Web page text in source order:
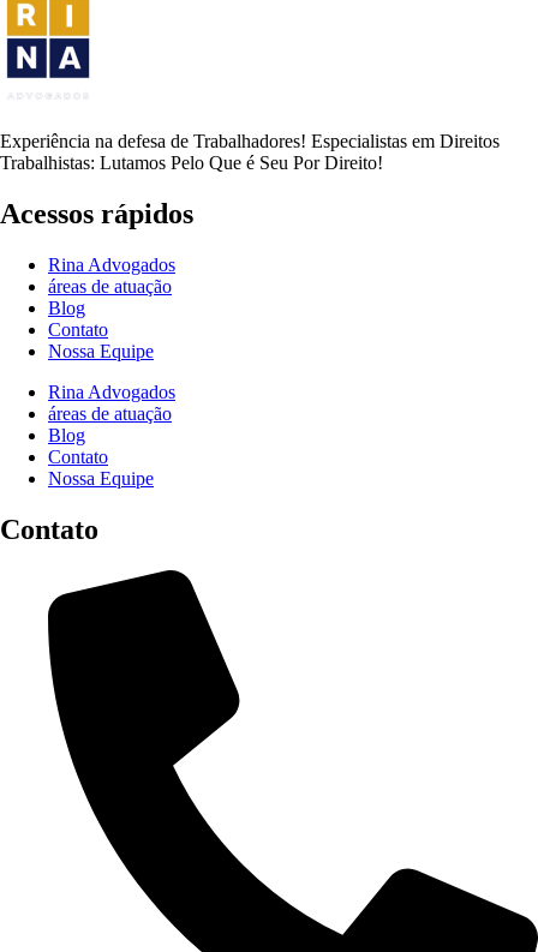
Experiência na defesa de Trabalhadores! Especialistas em Direitos
Trabalhistas: Lutamos Pelo Que é Seu Por Direito!
Acessos rápidos
Rina Advogados
áreas de atuação
Blog
Contato
Nossa Equipe
Rina Advogados
áreas de atuação
Blog
Contato
Nossa Equipe
Contato